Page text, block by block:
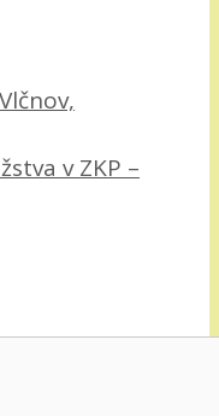
v ZKP –